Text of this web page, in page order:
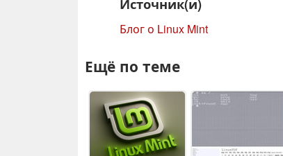
Источник(и)
Блог о Linux Mint
Ещё по теме